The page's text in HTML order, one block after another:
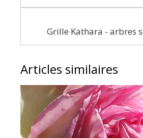
Grille Kathara - arbres
Articles similaires